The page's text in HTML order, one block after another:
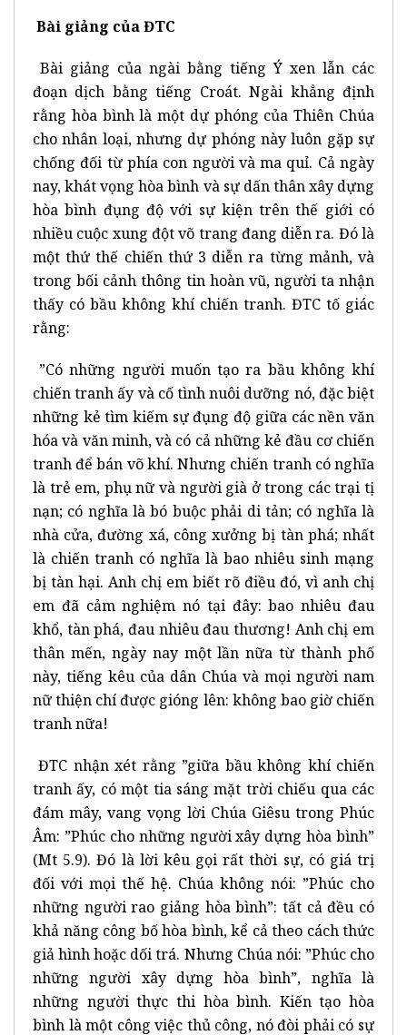
Bài giảng của ĐTC
Bài giảng của ngài bằng tiếng Ý xen lẫn các
đoạn dịch bằng tiếng Croát. Ngài khẳng định
rằng hòa bình là một dự phóng của Thiên Chúa
cho nhân loại, nhưng dự phóng này luôn gặp sự
chống đối từ phía con người và ma quỉ. Cả ngày
nay, khát vọng hòa bình và sự dấn thân xây dựng
hòa bình đụng độ với sự kiện trên thế giới có
nhiều cuộc xung đột võ trang đang diễn ra. Đó là
một thứ thế chiến thứ 3 diễn ra từng mảnh, và
trong bối cảnh thông tin hoàn vũ, người ta nhận
thấy có bầu không khí chiến tranh. ĐTC tố giác
rằng:
”Có những người muốn tạo ra bầu không khí
chiến tranh ấy và cố tình nuôi dưỡng nó, đặc biệt
những kẻ tìm kiếm sự đụng độ giữa các nền văn
hóa và văn minh, và có cả những kẻ đầu cơ chiến
tranh để bán võ khí. Nhưng chiến tranh có nghĩa
là trẻ em, phụ nữ và người già ở trong các trại tị
nạn; có nghĩa là bó buộc phải di tản; có nghĩa là
nhà cửa, đường xá, công xưởng bị tàn phá; nhất
là chiến tranh có nghĩa là bao nhiêu sinh mạng
bị tàn hại. Anh chị em biết rõ điều đó, vì anh chị
em đã cảm nghiệm nó tại đây: bao nhiêu đau
khổ, tàn phá, đau nhiêu đau thương! Anh chị em
thân mến, ngày nay một lần nữa từ thành phố
này, tiếng kêu của dân Chúa và mọi người nam
nữ thiện chí được gióng lên: không bao giờ chiến
tranh nữa!
ĐTC nhận xét rằng ”giữa bầu không khí chiến
tranh ấy, có một tia sáng mặt trời chiếu qua các
đám mây, vang vọng lời Chúa Giêsu trong Phúc
Âm: ”Phúc cho những người xây dựng hòa bình”
(Mt 5.9). Đó là lời kêu gọi rất thời sự, có giá trị
đối với mọi thế hệ. Chúa không nói: ”Phúc cho
những người rao giảng hòa bình”: tất cả đều có
khả năng công bố hòa bình, kể cả theo cách thức
giả hình hoặc dối trá. Nhưng Chúa nói: ”Phúc cho
những người xây dựng hòa bình”, nghĩa là
những người thực thi hòa bình. Kiến tạo hòa
bình là một công việc thủ công, nó đòi phải có sự